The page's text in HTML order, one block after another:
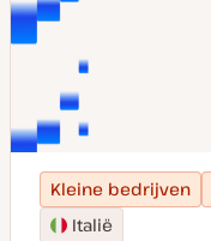
Kleine bedrijven
Italië